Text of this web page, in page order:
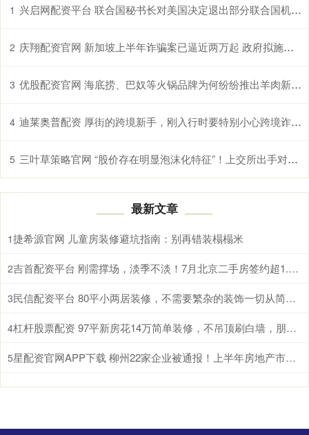
1 兴启网配资平台 联合国秘书长对美国决定退出部分联合国机构表遗憾
2 庆翔配资官网 新加坡上半年诈骗案已逼近两万起 政府拟施鞭刑严惩不法分子
3 优股配资官网 海底捞、巴奴等火锅品牌为何纷纷推出羊肉新品？冬季消费趋势解读
4 迪莱奥普配资 厚街的跨境新手，刚入行时要特别小心跨境诈骗，避免损失
5 三叶草策略官网 “股价存在明显泡沫化特征”！上交所出手对国晟科技部分投资者暂停交易
最新文章
1捷希源官网 儿童房装修避坑指南：别再错装榻榻米
2 吉首配资平台 刚需撑场，淡季不淡！7月北京二手房签约超1.4万套
3 民信配资平台 80平小两居装修，不需要繁杂的装饰一切从简，实用又大气
4 杠杆股票配资 97平新房花14万简单装修，不吊顶刷白墙，朋友却说和样板房一样
5 星配资官网APP下载 柳州22家企业被通报！上半年房地产市场检查情况公布